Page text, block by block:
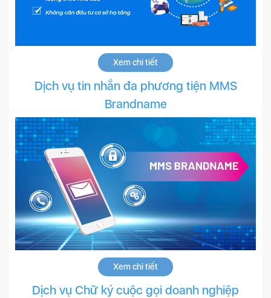
Xem chi tiết
Dịch vụ tin nhắn đa phương tiện MMS
Brandname
Xem chi tiết
Dịch vụ Chữ ký cuộc gọi doanh nghiệp